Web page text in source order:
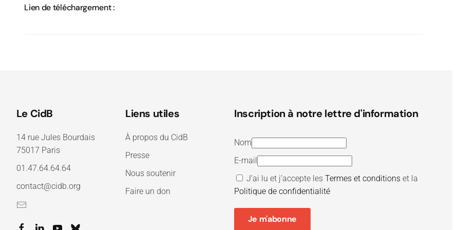
Lien de téléchargement :
Le CidB
14 rue Jules Bourdais
75017 Paris
01.47.64.64.64
contact@cidb.org
Liens utiles
À propos du CidB
Presse
Nous soutenir
Faire un don
Inscription à notre lettre d'information
Nom
E-mail
J’ai lu et j’accepte lesTermes et conditions et la
Politique de confidentialité
Je m'abonne